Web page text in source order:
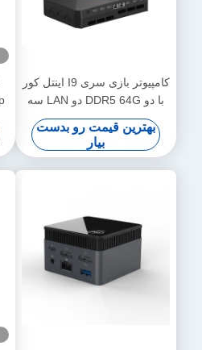
کامپیوتر بازی سری I9 اینتل کور
با دو DDR5 64G دو LAN سه
HDMI
بهترین قیمت رو بدست
بیار